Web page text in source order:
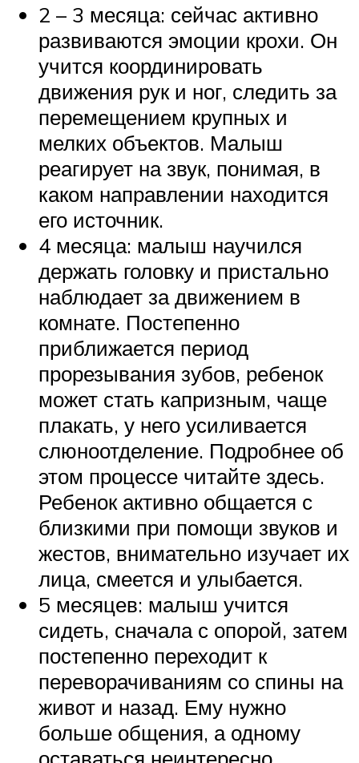
2 – 3 месяца: сейчас активно
развиваются эмоции крохи. Он
учится координировать
движения рук и ног, следить за
перемещением крупных и
мелких объектов. Малыш
реагирует на звук, понимая, в
каком направлении находится
его источник.
4 месяца: малыш научился
держать головку и пристально
наблюдает за движением в
комнате. Постепенно
приближается период
прорезывания зубов, ребенок
может стать капризным, чаще
плакать, у него усиливается
слюноотделение. Подробнее об
этом процессе читайте здесь.
Ребенок активно общается с
близкими при помощи звуков и
жестов, внимательно изучает их
лица, смеется и улыбается.
5 месяцев: малыш учится
сидеть, сначала с опорой, затем
постепенно переходит к
переворачиваниям со спины на
живот и назад. Ему нужно
больше общения, а одному
оставаться неинтересно.